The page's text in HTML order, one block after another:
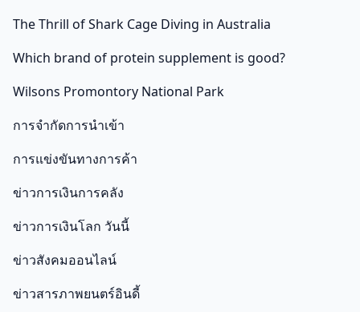
The Thrill of Shark Cage Diving in Australia
Which brand of protein supplement is good?
Wilsons Promontory National Park
การจำกัดการนำเข้า
การแข่งขันทางการค้า
ข่าวการเงินการคลัง
ข่าวการเงินโลก วันนี้
ข่าวสังคมออนไลน์
ข่าวสารภาพยนตร์อินดี้